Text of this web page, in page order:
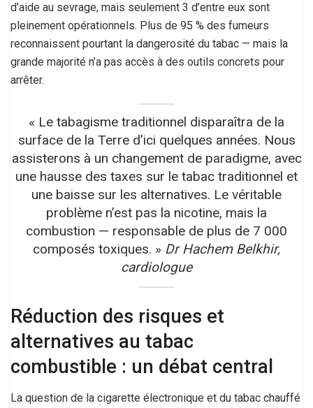
d’aide au sevrage, mais seulement 3 d’entre eux sont
pleinement opérationnels. Plus de 95 % des fumeurs
reconnaissent pourtant la dangerosité du tabac — mais la
grande majorité n’a pas accès à des outils concrets pour
arrêter.
« Le tabagisme traditionnel disparaîtra de la
surface de la Terre d’ici quelques années. Nous
assisterons à un changement de paradigme, avec
une hausse des taxes sur le tabac traditionnel et
une baisse sur les alternatives. Le véritable
problème n’est pas la nicotine, mais la
combustion — responsable de plus de 7 000
composés toxiques. » Dr Hachem Belkhir,
cardiologue
Réduction des risques et
alternatives au tabac
combustible : un débat central
La question de la cigarette électronique et du tabac chauffé